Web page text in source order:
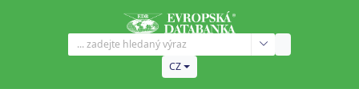
CZ